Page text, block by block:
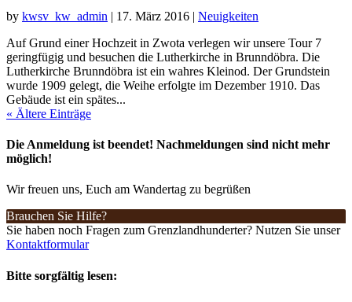
by kwsv_kw_admin | 17. März 2016 | Neuigkeiten
Auf Grund einer Hochzeit in Zwota verlegen wir unsere Tour 7
geringfügig und besuchen die Lutherkirche in Brunndöbra. Die
Lutherkirche Brunndöbra ist ein wahres Kleinod. Der Grundstein
wurde 1909 gelegt, die Weihe erfolgte im Dezember 1910. Das
Gebäude ist ein spätes...
« Ältere Einträge
Die Anmeldung ist beendet! Nachmeldungen sind nicht mehr
möglich!
Wir freuen uns, Euch am Wandertag zu begrüßen
Brauchen Sie Hilfe?
Sie haben noch Fragen zum Grenzlandhunderter? Nutzen Sie unser
Kontaktformular
Bitte sorgfältig lesen: